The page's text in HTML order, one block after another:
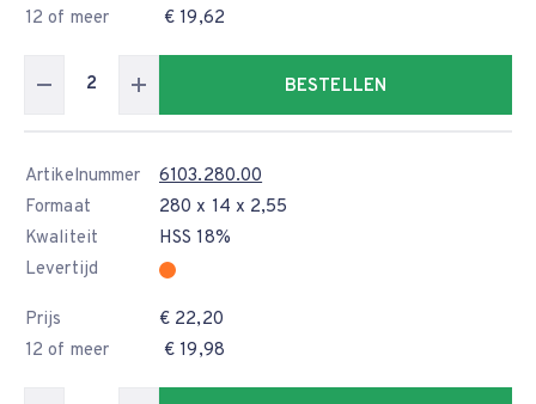
12 of meer
€ 19,62
BESTELLEN
Artikelnummer
6103.280.00
Formaat
280 x 14 x 2,55
Kwaliteit
HSS 18%
Levertijd
Prijs
€ 22,20
12 of meer
€ 19,98